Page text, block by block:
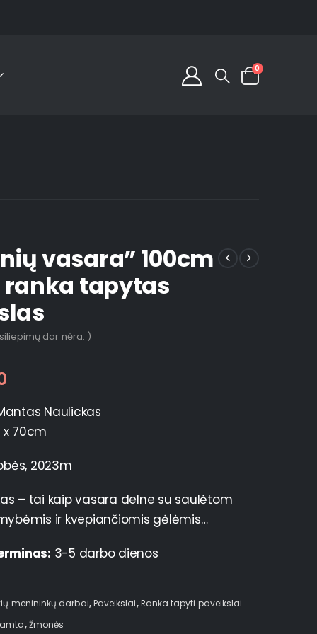
0
vasara” 100cm
ranka tapytas
dar nėra. )
Naulickas
x 70cm
2023m
– tai kaip vasara delne su saulėtom
ir kvepiančiomis gėlėmis…
3-5 darbo dienos
menininkų darbai,Paveikslai,Ranka tapyti paveikslai
,Žmonės